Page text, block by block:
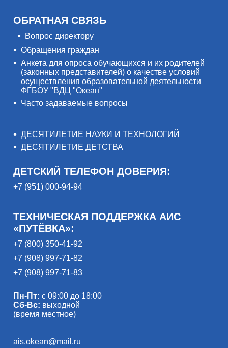
ОБРАТНАЯ СВЯЗЬ
Вопрос директору
Обращения граждан
Анкета для опроса обучающихся и их родителей
(законных представителей) о качестве условий
осуществления образовательной деятельности
ФГБОУ "ВДЦ "Океан"
Часто задаваемые вопросы
ДЕСЯТИЛЕТИЕ НАУКИ И ТЕХНОЛОГИЙ
ДЕСЯТИЛЕТИЕ ДЕТСТВА
ДЕТСКИЙ ТЕЛЕФОН ДОВЕРИЯ:
+7 (951) 000-94-94
ТЕХНИЧЕСКАЯ ПОДДЕРЖКА АИС
«ПУТЁВКА»:
+7 (800) 350-41-92
+7 (908) 997-71-82
+7 (908) 997-71-83
Пн-Пт: с 09:00 до 18:00
Сб-Вс: выходной
(время местное)
ais.okean@mail.ru